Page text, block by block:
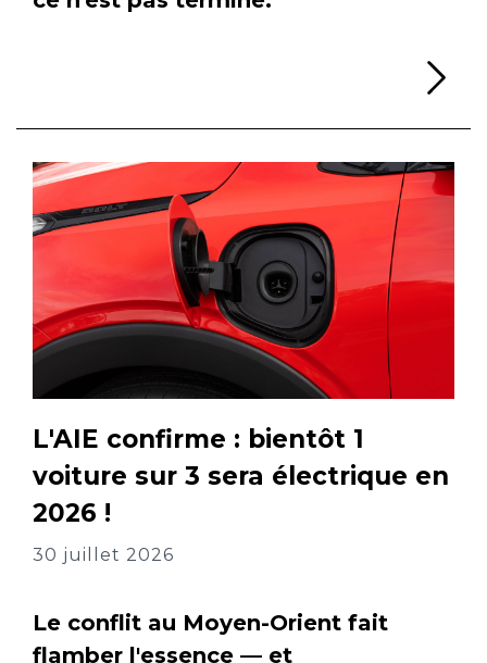
L'AIE confirme : bientôt 1
voiture sur 3 sera électrique en
2026 !
30 juillet 2026
Le conflit au Moyen-Orient fait
flamber l'essence — et